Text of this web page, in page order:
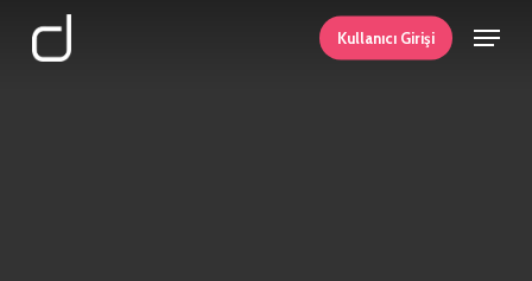
Kullanıcı Girişi Menu